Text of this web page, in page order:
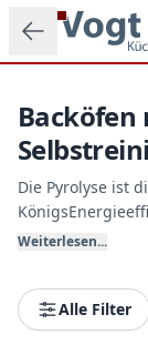
Zum Hauptinhalt
Backöfen
Die Pyrolyse ist
vollautomatisch
Abkühlen
Küchentechnik
Weiterlesen...
Alle Filter